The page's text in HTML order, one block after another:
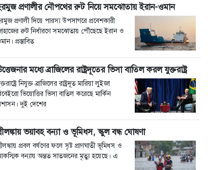
প্রণালীর নৌপথের রুট নিয়ে সমঝোতায় ইরান-ওমান
প্রণালী দিয়ে পারস্য উপসাগরে প্রবেশকারী
রুট নির্ধারণে সমঝোতায় পৌঁছেছে ইরান ও
প্রস্তাবিত
মধ্যে ব্রাজিলের রাষ্ট্রদূতের ভিসা বাতিল করল যুক্তরাষ্ট্র
নিযুক্ত ব্রাজিলের রাষ্ট্রদূত মারিয়া লুইজা
ভিয়োত্তির ভিসা বাতিল করেছে মার্কিন
দুই দেশের
ভয়াবহ বন্যা ও ভূমিধস, স্কুল বন্ধ ঘোষণা
প্রবল বর্ষণের ফলে সৃষ্ট প্রাণঘাতী ভূমিধস ও
বন্যায় অন্তত সাতজনের মৃত্যু হয়েছে। এ